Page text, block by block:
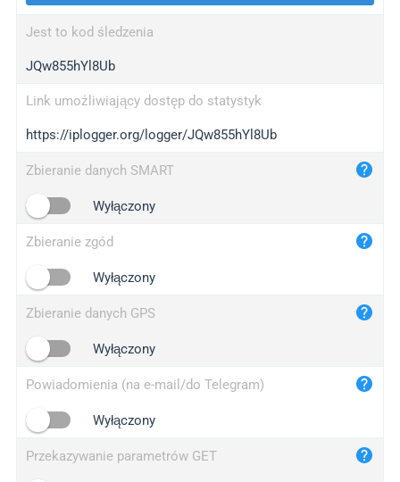
wl.gl
ed.tc
iplogger.com
maper.info
2no.co
yip.su
iplogger.info
Jest to kod śledzenia
JQw855hYl8Ub
Link umożliwiający dostęp do statystyk
https://iplogger.org/logger/JQw855hYl8Ub
Zbieranie danych SMART
Wyłączony
Zbieranie zgód
Wyłączony
Zbieranie danych GPS
Wyłączony
Powiadomienia (na e-mail/do Telegram)
Wyłączony
Przekazywanie parametrów GET